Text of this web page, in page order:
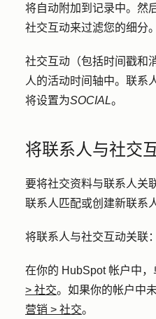
将自动附加到记录中。然
社交互动来过滤您的细分。
社交互动（包括时间戳和
人的活动时间轴中。联系
将设置为SOCIAL。
将联系人与社交
要将社交资料与联系人关
联系人匹配或创建新联系人
将联系人与社交互动关联：
在你的 HubSpot 帐户中，
> 社交。如果你的帐户中
营销 > 社交。